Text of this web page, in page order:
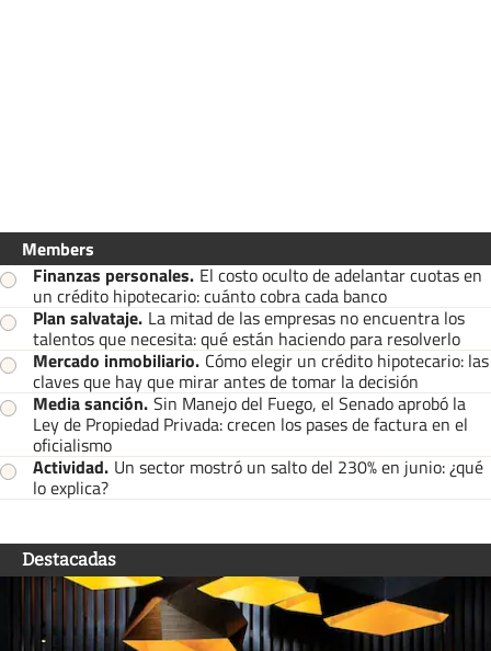
Members
Finanzas personales. El costo oculto de adelantar cuotas en
un crédito hipotecario: cuánto cobra cada banco
Plan salvataje. La mitad de las empresas no encuentra los
talentos que necesita: qué están haciendo para resolverlo
Mercado inmobiliario. Cómo elegir un crédito hipotecario: las
claves que hay que mirar antes de tomar la decisión
Media sanción. Sin Manejo del Fuego, el Senado aprobó la
Ley de Propiedad Privada: crecen los pases de factura en el
oficialismo
Actividad. Un sector mostró un salto del 230% en junio: ¿qué
lo explica?
Destacadas